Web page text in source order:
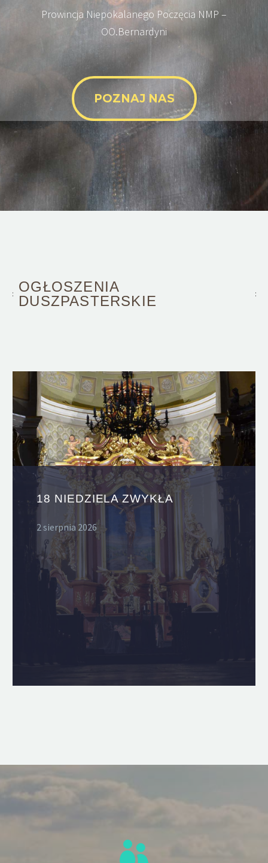
Prowincja Niepokalanego Poczęcia NMP –
OO.Bernardyni
POZNAJ NAS
OGŁOSZENIA
DUSZPASTERSKIE
18 NIEDZIELA ZWYKŁA
2 sierpnia 2026